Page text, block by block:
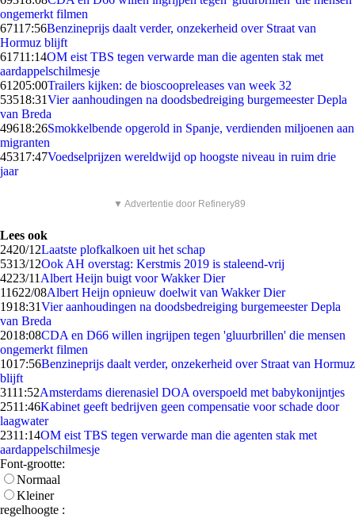
ongemerkt filmen
67117:56Benzineprijs daalt verder, onzekerheid over Straat van
Hormuz blijft
61711:14OM eist TBS tegen verwarde man die agenten stak met
aardappelschilmesje
61205:00Trailers kijken: de bioscoopreleases van week 32
53518:31Vier aanhoudingen na doodsbedreiging burgemeester Depla
van Breda
49618:26Smokkelbende opgerold in Spanje, verdienden miljoenen aan
migranten
45317:47Voedselprijzen wereldwijd op hoogste niveau in ruim drie
jaar
▼ Advertentie door Refinery89
Lees ook
2420/12Laatste plofkalkoen uit het schap
5313/12Ook AH overstag: Kerstmis 2019 is staleend-vrij
4223/11 Albert Heijn buigt voor Wakker Dier
11622/08Albert Heijn opnieuw doelwit van Wakker Dier
1918:31Vier aanhoudingen na doodsbedreiging burgemeester Depla
van Breda
2018:08CDA en D66 willen ingrijpen tegen 'gluurbrillen' die mensen
ongemerkt filmen
1017:56Benzineprijs daalt verder, onzekerheid over Straat van Hormuz
blijft
3111:52Amsterdams dierenasiel DOA overspoeld met babykonijntjes
2511:46Kabinet geeft bedrijven geen compensatie voor schade door
laagwater
2311:14OM eist TBS tegen verwarde man die agenten stak met
aardappelschilmesje
Font-grootte:
Normaal
Kleiner
regelhoogte :